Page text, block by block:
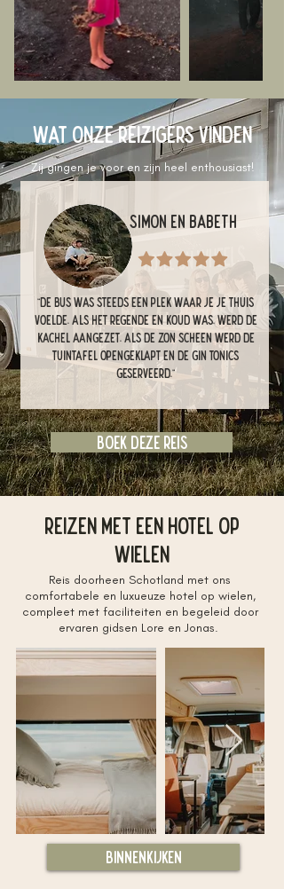
Wat onze reizigers vinden
Zij gingen je voor en zijn heel enthousiast!
Simon en Babeth
"De bus was steeds een plek waar je je thuis
voelde. Als het regende en koud was, werd de
kachel aangezet. Als de zon scheen werd de
tuintafel opengeklapt en de gin tonics
geserveerd."
Boek deze reis
Reizen met een Hotel Op
wielen
Reis doorheen Schotland met ons
comfortabele en luxueuze hotel op wielen,
compleet met faciliteiten en begeleid door
ervaren gidsen Lore en Jonas.
Binnenkijken